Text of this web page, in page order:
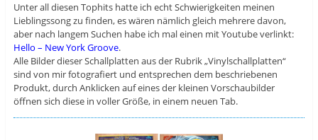
Unter all diesen Tophits hatte ich echt Schwierigkeiten meinen
Lieblingssong zu finden, es wären nämlich gleich mehrere davon,
aber nach langem Suchen habe ich mal einen mit Youtube verlinkt:
Hello – New York Groove.
Alle Bilder dieser Schallplatten aus der Rubrik „Vinylschallplatten“
sind von mir fotografiert und entsprechen dem beschriebenen
Produkt, durch Anklicken auf eines der kleinen Vorschaubilder
öffnen sich diese in voller Größe, in einem neuen Tab.